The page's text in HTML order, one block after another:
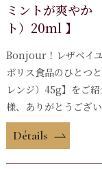
ミントが爽やか
ト）20ml 】
Bonjour！レザベイ
ポリス食品のひとつ
レンジ）45g】をご
様、ありがとうござ
Détails